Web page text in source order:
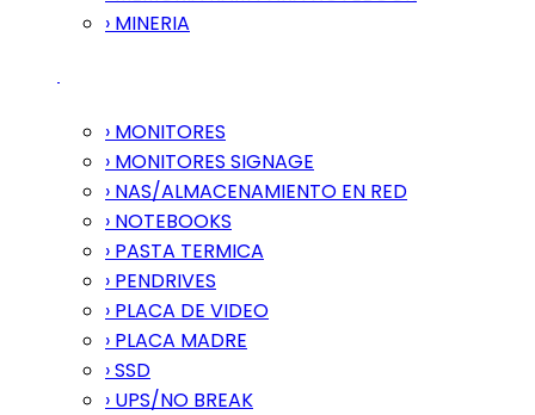
› MINERIA
› MONITORES
› MONITORES SIGNAGE
› NAS/ALMACENAMIENTO EN RED
› NOTEBOOKS
› PASTA TERMICA
› PENDRIVES
› PLACA DE VIDEO
› PLACA MADRE
› SSD
› UPS/NO BREAK